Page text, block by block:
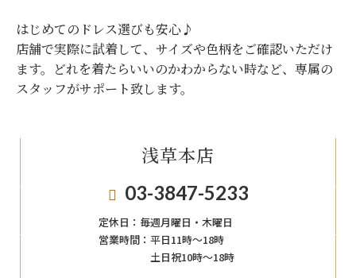
はじめてのドレス選びも安心♪
店舗で実際に試着して、サイズや色柄をご確認いただけ
ます。
どれを着たらいいのかわからない時など、専属の
スタッフがサポート致します。
浅草本店
03-3847-5233
定休日： 毎週月曜日・木曜日
営業時間： 平日11時～18時
土日祝10時～18時